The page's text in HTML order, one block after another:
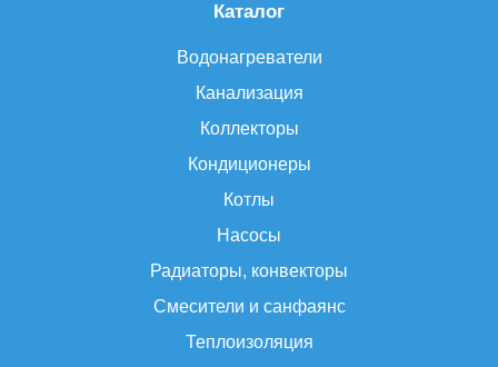
Каталог
Водонагреватели
Канализация
Коллекторы
Кондиционеры
Котлы
Насосы
Радиаторы, конвекторы
Смесители и санфаянс
Теплоизоляция